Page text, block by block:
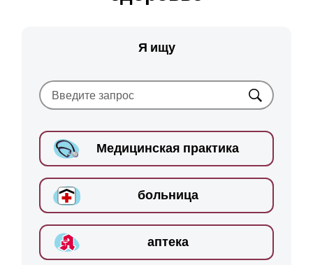
Я ищу
Искать
Медицинская практика
больница
аптека